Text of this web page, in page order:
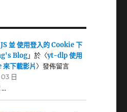
並 使用登入的 Cookie 下
Blog」於〈yt-dlp 使用
來下載影片〉發佈留言
日
…